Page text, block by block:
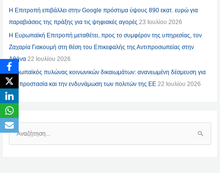
Η Επιτροπή επιβάλλει στην Google πρόστιμα ύψους 890 εκατ. ευρώ για
παραβιάσεις της πράξης για τις ψηφιακές αγορές 23 Ιουλίου 2026
Η Ευρωπαϊκή Επιτροπή μεταθέτει, προς το συμφέρον της υπηρεσίας, τον
Ζαχαρία Γιακουμή στη θέση του Επικεφαλής της Αντιπροσωπείας στην
Αθήνα 22 Ιουλίου 2026
Ευρωπαϊκός πυλώνας κοινωνικών δικαιωμάτων: ανανεωμένη δέσμευση για
την προστασία και την ενδυνάμωση των πολιτών της ΕΕ 22 Ιουλίου 2026
Ν